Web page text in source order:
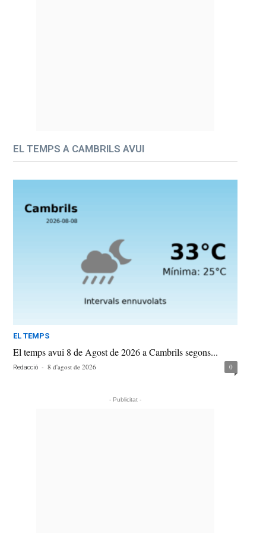
EL TEMPS A CAMBRILS AVUI
EL TEMPS
El temps avui 8 de Agost de 2026 a Cambrils segons...
Redacció - 8 d'agost de 2026 0
- Publicitat -